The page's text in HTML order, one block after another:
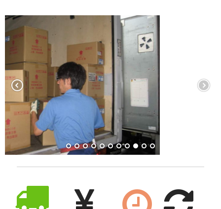
リサイクルトナーを使える会社、使えない会社
全国発送・送料無料
印字枚数について
対応プリンターメーカー
見積書発行依頼
なぜ業務用を選ぶべき？
サイトマップ